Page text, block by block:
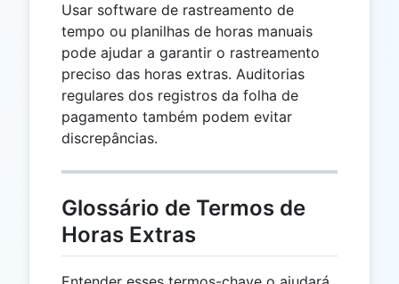
Usar software de rastreamento de
tempo ou planilhas de horas manuais
pode ajudar a garantir o rastreamento
preciso das horas extras. Auditorias
regulares dos registros da folha de
pagamento também podem evitar
discrepâncias.
Glossário de Termos de
Horas Extras